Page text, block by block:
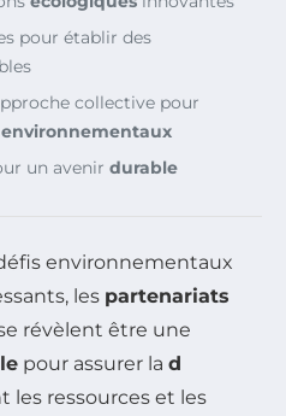
pour établir des
collective pour
un avenir durable
environnementaux
les partenariats
révèlent être une
pour assurer la d
les ressources et les